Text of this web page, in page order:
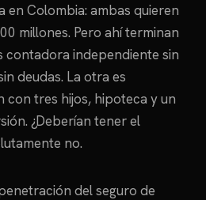
en Colombia: ambas quieren
millones. Pero ahí terminan
contadora independiente sin
deudas. La otra es
con tres hijos, hipoteca y un
¿Deberían tener el
no.
del seguro de